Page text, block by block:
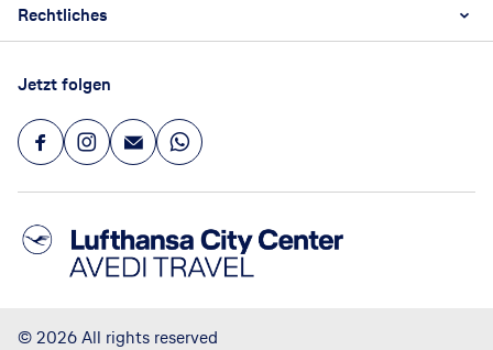
Rechtliches
AGB
Impressum
Jetzt folgen
©2026All rights reserved